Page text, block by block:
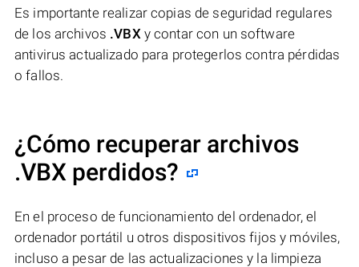
Es importante realizar copias de seguridad regulares
de los archivos .VBX y contar con un software
antivirus actualizado para protegerlos contra pérdidas
o fallos.
¿Cómo recuperar archivos
.VBX perdidos?
En el proceso de funcionamiento del ordenador, el
ordenador portátil u otros dispositivos fijos y móviles,
incluso a pesar de las actualizaciones y la limpieza